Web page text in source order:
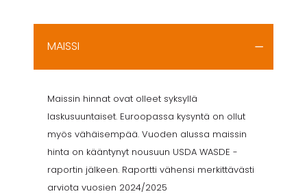
MAISSI
Maissin hinnat ovat olleet syksyllä
laskusuuntaiset. Euroopassa kysyntä on ollut
myös vähäisempää. Vuoden alussa maissin
hinta on kääntynyt nousuun USDA WASDE -
raportin jälkeen. Raportti vähensi merkittävästi
arviota vuosien 2024/2025